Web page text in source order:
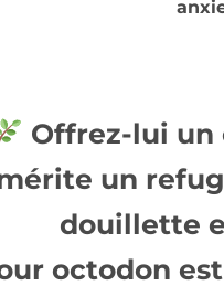
Offrez-lui un
un
douillette
octodon